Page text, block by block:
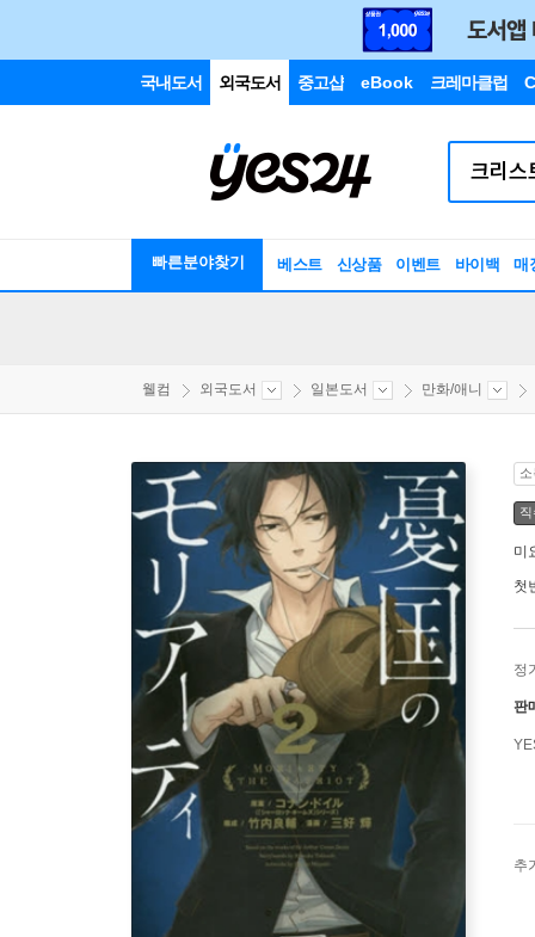
국내도서 외국도서 중고샵 eBook 크레마클럽
빠른분야찾기 베스트 신상품 이벤트 바이백 매
웰컴 외국도서 일본도서 만화/애니
미
첫
정
판
추